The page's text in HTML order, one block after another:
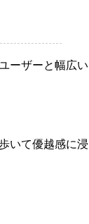
ーザーと幅広い
いて優越感に浸